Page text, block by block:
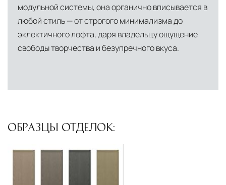
месту назначения с соблюдением сроков
Профессиональная выгрузка—
квалифицированные грузчики
осуществляют разгрузку с применением
средств
Распаковка и расстановка
модульной системы, она органично вписывается в
любой стиль — от строгого минимализма до
эклектичного лофта, даря владельцу ощущение
свободы творчества и безупречного вкуса.
ОБРАЗЦЫ ОТДЕЛОК: